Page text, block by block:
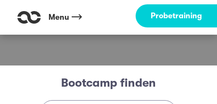
Menu Probetraining
Bootcamp finden
Finde dein Outdoor Workout | Original Bootcamp